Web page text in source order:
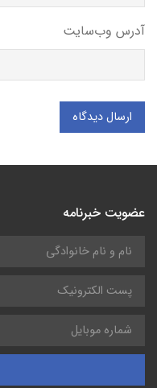
آدرس وب‌سایت
ارسال دیدگاه
عضویت خبرنامه